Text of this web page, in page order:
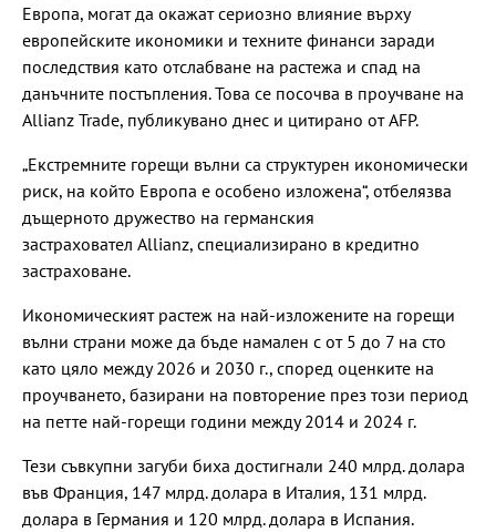
Европа, могат да окажат сериозно влияние върху
европейските икономики и техните финанси заради
последствия като отслабване на растежа и спад на
данъчните постъпления. Това се посочва в проучване на
Allianz Trade, публикувано днес и цитирано от AFP.
„Екстремните горещи вълни са структурен икономически
риск, на който Европа е особено изложена“, отбелязва
дъщерното дружество на германския
застраховател Allianz, специализирано в кредитно
застраховане.
Икономическият растеж на най-изложените на горещи
вълни страни може да бъде намален с от 5 до 7 на сто
като цяло между 2026 и 2030 г., според оценките на
проучването, базирани на повторение през този период
на петте най-горещи години между 2014 и 2024 г.
Тези съвкупни загуби биха достигнали 240 млрд. долара
във Франция, 147 млрд. долара в Италия, 131 млрд.
долара в Германия и 120 млрд. долара в Испания.